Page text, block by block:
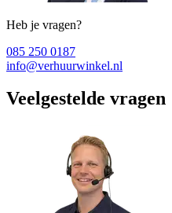
Heb je vragen?
085 250 0187
info@verhuurwinkel.nl
Veelgestelde vragen